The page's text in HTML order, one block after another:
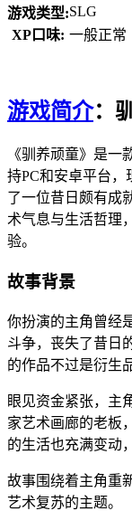
游戏类型:SLG
XP口味: 一般正常
游戏简介：
《驯养顽童》是一
持PC和安卓平台，
了一位昔日颇有成
术气息与生活哲理
验。
故事背景
你扮演的主角曾经
斗争，丧失了昔日
的作品不过是衍生
眼见资金紧张，主
家艺术画廊的老板
的生活也充满变动
故事围绕着主角重
艺术复苏的主题。